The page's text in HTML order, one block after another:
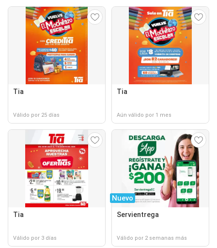
Tia
Válido por 25 días
Tia
Aún válido por 1 mes
Tia
Válido por 3 días
Nuevo
Servientrega
Válido por 2 semanas más